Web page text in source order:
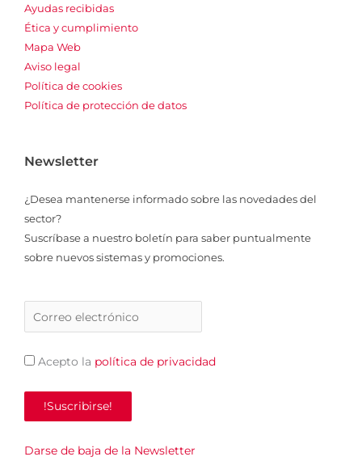
o
k
n
Ayudas recibidas
Ética y cumplimiento
Mapa Web
Aviso legal
Política de cookies
Política de protección de datos
Newsletter
¿Desea mantenerse informado sobre las novedades del
sector?
Suscríbase a nuestro boletín para saber puntualmente
sobre nuevos sistemas y promociones.
Acepto la política de privacidad
Darse de baja de la Newsletter